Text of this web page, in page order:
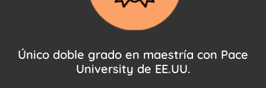
Único doble grado en maestría con Pace
University de EE.UU.